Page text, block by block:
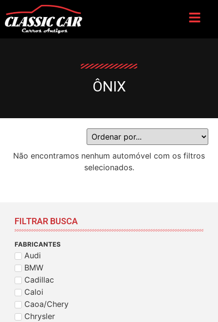
ÔNIX
FILTRAR BUSCA
FABRICANTES
Audi
BMW
Cadillac
Caloi
Caoa/Chery
Chrysler
Não encontramos nenhum automóvel com os filtros
selecionados.